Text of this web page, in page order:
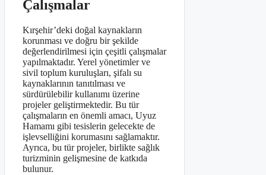
Çalışmalar
Kırşehir’deki doğal kaynakların
korunması ve doğru bir şekilde
değerlendirilmesi için çeşitli çalışmalar
yapılmaktadır. Yerel yönetimler ve
sivil toplum kuruluşları, şifalı su
kaynaklarının tanıtılması ve
sürdürülebilir kullanımı üzerine
projeler geliştirmektedir. Bu tür
çalışmaların en önemli amacı, Uyuz
Hamamı gibi tesislerin gelecekte de
işlevselliğini korumasını sağlamaktır.
Ayrıca, bu tür projeler, birlikte sağlık
turizminin gelişmesine de katkıda
bulunur.